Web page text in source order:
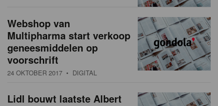
w
s
o
v
e
Webshop van
Multipharma start verkoop
geneesmiddelen op
voorschrift
24 OKTOBER 2017 • DIGITAL
Lidl bouwt laatste Albert
a
t
i
o
n